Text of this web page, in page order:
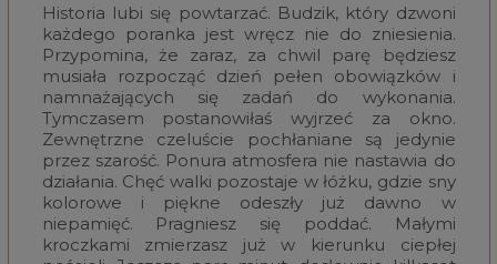
Historia lubi się powtarzać. Budzik, który dzwoni
każdego poranka jest wręcz nie do zniesienia.
Przypomina, że zaraz, za chwil parę będziesz
musiała rozpocząć dzień pełen obowiązków i
namnażających się zadań do wykonania.
Tymczasem postanowiłaś wyjrzeć za okno.
Zewnętrzne czeluście pochłaniane są jedynie
przez szarość. Ponura atmosfera nie nastawia do
działania. Chęć walki pozostaje w łóżku, gdzie sny
kolorowe i piękne odeszły już dawno w
niepamięć. Pragniesz się poddać. Małymi
kroczkami zmierzasz już w kierunku ciepłej